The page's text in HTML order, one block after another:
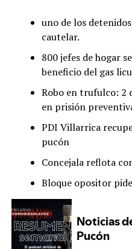
uno de los
cautelar.
800 jefes de hogar
beneficio del gas
Robo en trufulco: 2
en prisión
PDI Villarrica
pucón
Concejala reflota
Bloque opositor